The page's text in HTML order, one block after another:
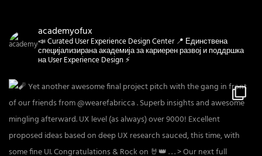
academyofux
📣 Curated User Experience Design Center 📍 Единствена
специјализирана академија за кариерен развој и поддршка
на User Experience Design ⚡️